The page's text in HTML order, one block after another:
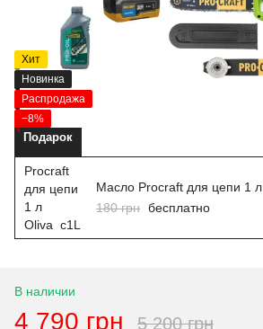
Хит
Новинка
Распродажа
−8%
Подарок
Масло Procraft для цепи 1 л
180 грн бесплатно
В наличии
4 790 грн 5 200 грн